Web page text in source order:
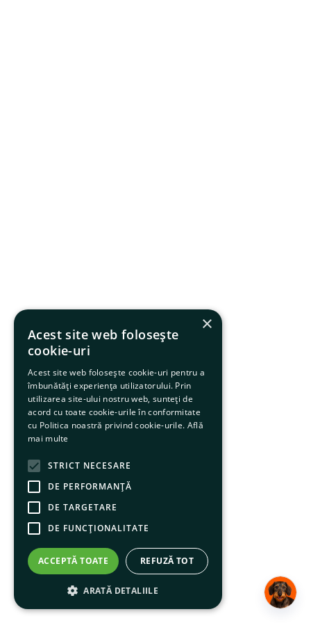
×
Acest site web folosește
cookie-uri
Acest site web folosește cookie-uri pentru a
îmbunătăți experiența utilizatorului. Prin
utilizarea site-ului nostru web, sunteți de
acord cu toate cookie-urile în conformitate
cu Politica noastră privind cookie-urile. Află
mai multe
STRICT NECESARE
DE PERFORMANȚĂ
DE TARGETARE
DE FUNCŢIONALITATE
ACCEPTĂ TOATE REFUZĂ TOT
ARATĂ DETALIILE